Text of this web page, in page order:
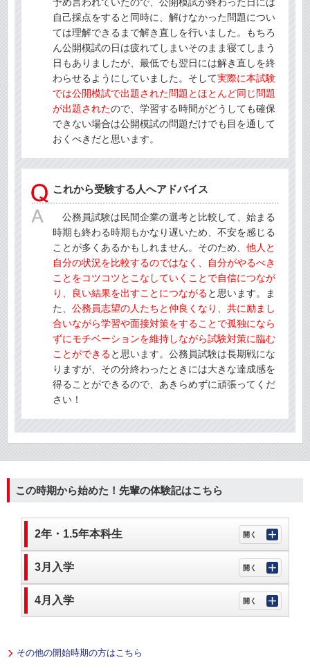
自己採点をすると同時に、解けなかった問題につい
ては理解できるまで解き直しを行いました。もちろ
ん公開模試の日は疲れてしまいそのまま寝てしまう
日もありましたが、最低でも翌日には解き直しを終
わらせるようにしていました。そして実際に本試験
では公開模試で出題された問題とほとんど同じ問題
が出題されたので、学習する時間がどうしても確保
できない場合は公開模試の問題だけでも目を通して
おくべきだと思います。
これから受験する人へアドバイス
公務員試験は民間企業の選考と比較して、始まる
時期も終わる時期もかなり遅いため、不安を感じる
ことが多くあるかもしれません。そのため、 他人と
自分の状況を比較するのではなく、自分がやるべき
ことをコツコツとこなしていくことで自信につなが
り、良い結果を出すことにつながると思います。ま
た、 公務員志望の人たちと仲良くなり、共に励まし
合いながら学習や面接対策をすることで孤独になら
ずにモチベーションを維持しながら試験対策に臨む
ことができると思います。公務員試験は長期戦にな
りますが、その分終わったときには大きな達成感を
得ることができるので、あきらめずに頑張ってくだ
さい！
この時期から始めた！先輩の体験記はこちら
2年・1.5年本科生
3月入学
4月入学
その他の開始時期の方はこちら